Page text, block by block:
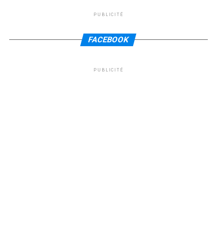
PUBLICITÉ
FACEBOOK
PUBLICITÉ